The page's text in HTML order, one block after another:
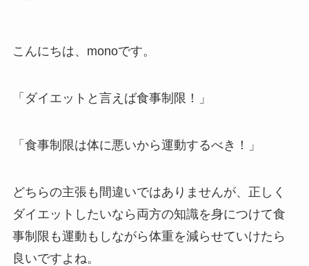
こんにちは、monoです。
「ダイエットと言えば食事制限！」
「食事制限は体に悪いから運動するべき！」
どちらの主張も間違いではありませんが、正しく
ダイエットしたいなら両方の知識を身につけて食
事制限も運動もしながら体重を減らせていけたら
良いですよね。